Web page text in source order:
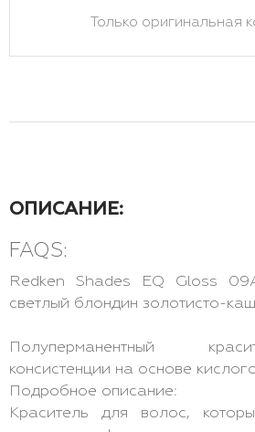
Только оригинальная
ОПИСАНИЕ:
FAQS:
Redken Shades EQ Gloss
светлый блондин золотисто-
Полуперманентный
консистенции на основе
Подробное описание:
Краситель для волос,